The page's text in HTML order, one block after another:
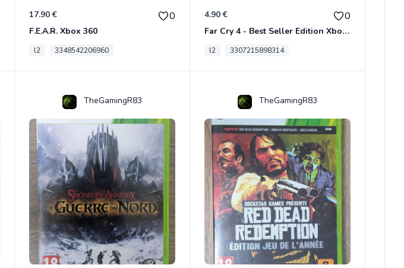
17.90 € 0
F.E.A.R. Xbox 360
l2 3348542206960
4.90 € 0
Far Cry 4 - Best Seller Edition Xbox 360
l2 3307215898314
TheGamingR83 TheGamingR83